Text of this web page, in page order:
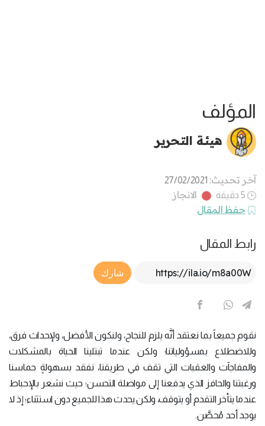
المؤلف
هيئة التحرير
آخر تحديث: 27/02/2021
5 دقيقة
الانجاز
حفظ المقال
رابط المقال
Article Link
شارك
نقوم جميعاً بما نعتقد أنَّه يلزم للنجاح، ولنكون الأفضل، ولإحداث فرق،
وللاضطلاع بمسؤولياتنا؛ ولكن عندما تبتلينا الحياة بالمشكلات
والمفاجآت والعقبات التي تقف في طريقنا، نفقد بسهولةٍ حماسنا
ورغبتنا والحافز الذي يدفعنا إلى مواصلة التحسن؛ حيث نشعر بالإحباط
عندما يتأخر التقدم أو يتوقف، ولكن يحدث هذا للجميع دون استثناء؛ إذ لا
يوجد أحد مُحصَّن.